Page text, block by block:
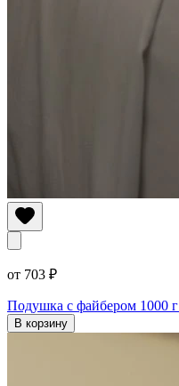
от 703 ₽
Подушка с файбером 1000 г
В корзину